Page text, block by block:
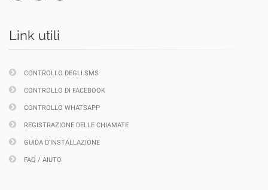
Link utili
CONTROLLO DEGLI SMS
CONTROLLO DI FACEBOOK
CONTROLLO WHATSAPP
REGISTRAZIONE DELLE CHIAMATE
GUIDA D'INSTALLAZIONE
FAQ / AIUTO